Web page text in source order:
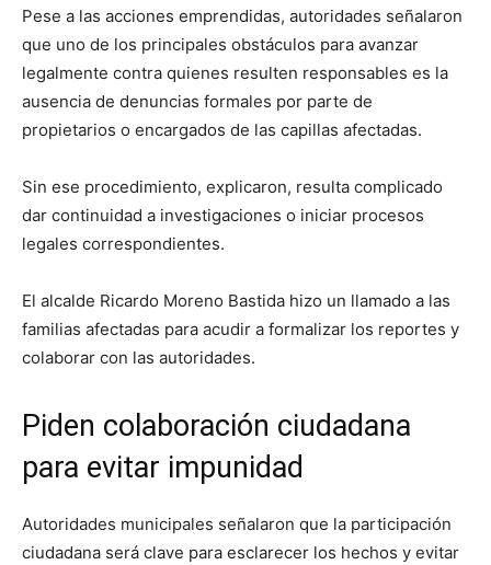
Pese a las acciones emprendidas, autoridades señalaron
que uno de los principales obstáculos para avanzar
legalmente contra quienes resulten responsables es la
ausencia de denuncias formales por parte de
propietarios o encargados de las capillas afectadas.
Sin ese procedimiento, explicaron, resulta complicado
dar continuidad a investigaciones o iniciar procesos
legales correspondientes.
El alcalde Ricardo Moreno Bastida hizo un llamado a las
familias afectadas para acudir a formalizar los reportes y
colaborar con las autoridades.
Piden colaboración ciudadana
para evitar impunidad
Autoridades municipales señalaron que la participación
ciudadana será clave para esclarecer los hechos y evitar